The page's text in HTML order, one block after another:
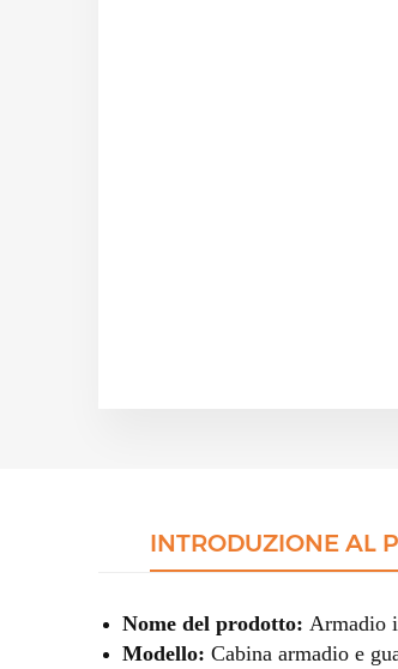
INTRODUZIONE AL
Nome del prodotto: Armadio
Modello: Cabina armadio e